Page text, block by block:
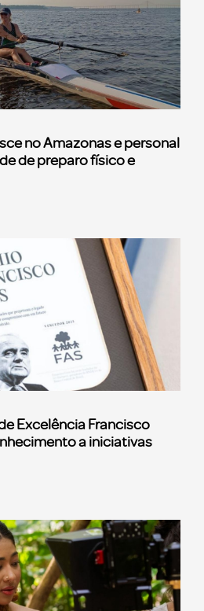
no Amazonas e personal
de preparo físico e
Excelência Francisco
a iniciativas